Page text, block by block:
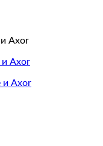
и Axor
и Axor
и Axor